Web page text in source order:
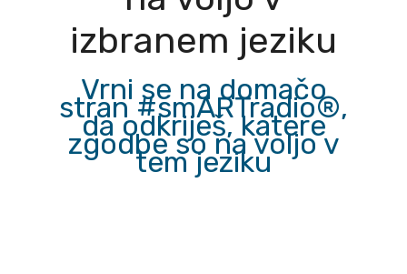
izbranem jeziku
Vrni se na domačo
stran #smARTradio®,
da odkriješ, katere
zgodbe so na voljo v
tem jeziku